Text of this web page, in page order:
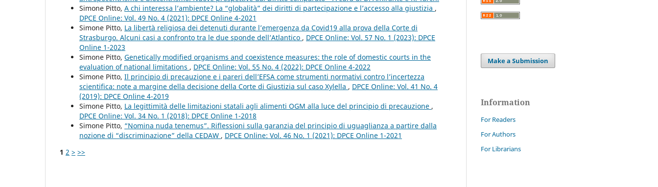
Simone Pitto, A chi interessa l’ambiente? La “globalità” dei diritti di partecipazione e l’accesso alla giustizia ,
DPCE Online: Vol. 49 No. 4 (2021): DPCE Online 4-2021
Simone Pitto, La libertà religiosa dei detenuti durante l’emergenza da Covid19 alla prova della Corte di
Strasburgo. Alcuni casi a confronto tra le due sponde dell’Atlantico , DPCE Online: Vol. 57 No. 1 (2023): DPCE
Online 1-2023
Simone Pitto, Genetically modified organisms and coexistence measures: the role of domestic courts in the
evaluation of national limitations , DPCE Online: Vol. 55 No. 4 (2022): DPCE Online 4-2022
Simone Pitto, Il principio di precauzione e i pareri dell’EFSA come strumenti normativi contro l’incertezza
scientifica: note a margine della decisione della Corte di Giustizia sul caso Xylella , DPCE Online: Vol. 41 No. 4
(2019): DPCE Online 4-2019
Simone Pitto, La legittimità delle limitazioni statali agli alimenti OGM alla luce del principio di precauzione ,
DPCE Online: Vol. 34 No. 1 (2018): DPCE Online 1-2018
Simone Pitto, “Nomina nuda tenemus”. Riflessioni sulla garanzia del principio di uguaglianza a partire dalla
nozione di “discriminazione” della CEDAW , DPCE Online: Vol. 46 No. 1 (2021): DPCE Online 1-2021
1 2 > >>
Make a Submission
Information
For Readers
For Authors
For Librarians